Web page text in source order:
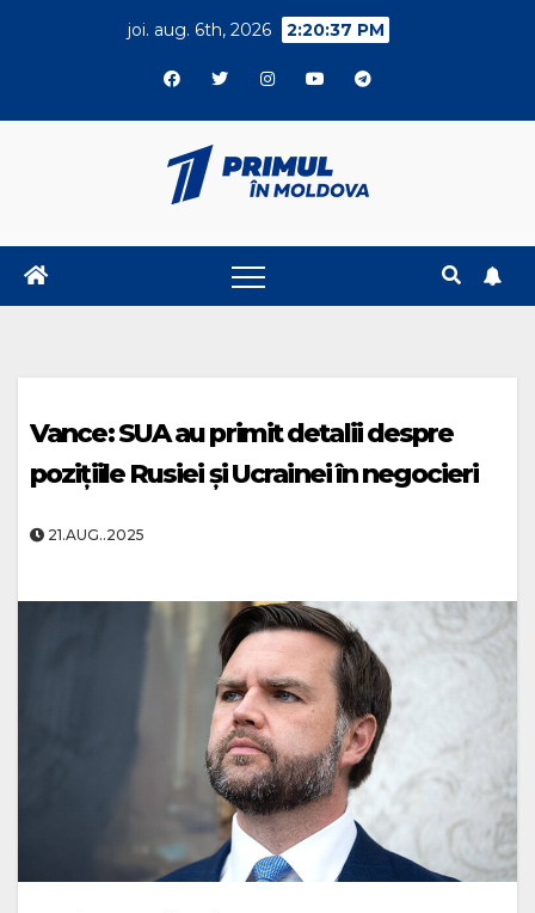
joi. aug. 6th, 2026 2:20:37 PM
Vance: SUA au primit detalii despre
pozițiile Rusiei și Ucrainei în negocieri
21.AUG..2025